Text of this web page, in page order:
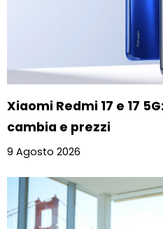
Xiaomi Redmi 17 e 17
cambia e prezzi
9 Agosto 2026